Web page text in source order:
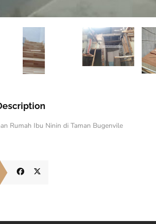
Rumah Ibu Ninin di Taman Bugenvile